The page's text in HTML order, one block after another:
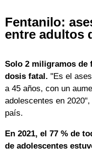
Fentanilo:
entre adultos
Solo 2 miligramos de
dosis fatal. "Es el
a 45 años, con un
adolescentes en
país.
En 2021, el 77 % de
de adolescentes